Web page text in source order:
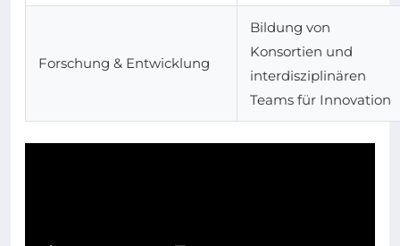
Forschung & Entwicklung
Bildung von
Konsortien und
interdisziplinären
Teams für Innovation